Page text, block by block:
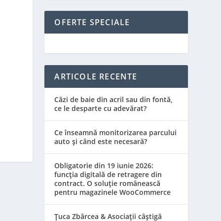
OFERTE SPECIALE
ARTICOLE RECENTE
Căzi de baie din acril sau din fontă,
ce le desparte cu adevărat?
Ce înseamnă monitorizarea parcului
auto și când este necesară?
Obligatorie din 19 iunie 2026:
funcția digitală de retragere din
contract. O soluție românească
pentru magazinele WooCommerce
Țuca Zbârcea & Asociații câștigă